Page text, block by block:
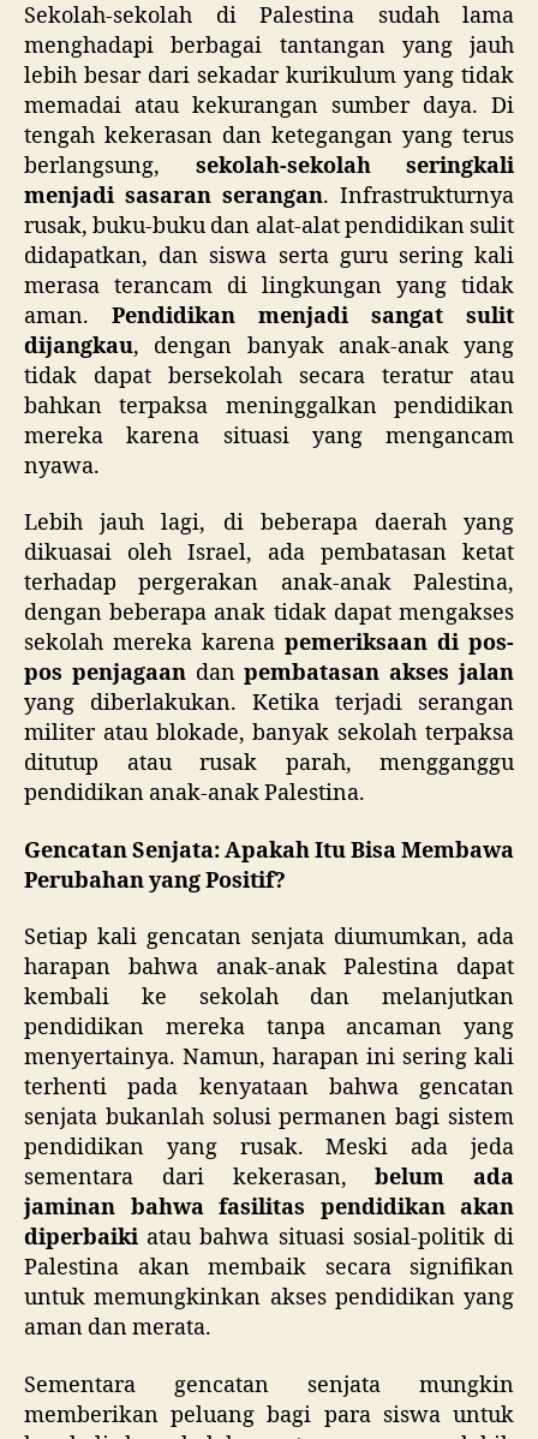
Sekolah-sekolah di Palestina sudah lama
menghadapi berbagai tantangan yang jauh
lebih besar dari sekadar kurikulum yang tidak
memadai atau kekurangan sumber daya. Di
tengah kekerasan dan ketegangan yang terus
berlangsung, sekolah-sekolah seringkali
menjadi sasaran serangan. Infrastrukturnya
rusak, buku-buku dan alat-alat pendidikan sulit
didapatkan, dan siswa serta guru sering kali
merasa terancam di lingkungan yang tidak
aman. Pendidikan menjadi sangat sulit
dijangkau, dengan banyak anak-anak yang
tidak dapat bersekolah secara teratur atau
bahkan terpaksa meninggalkan pendidikan
mereka karena situasi yang mengancam
nyawa.
Lebih jauh lagi, di beberapa daerah yang
dikuasai oleh Israel, ada pembatasan ketat
terhadap pergerakan anak-anak Palestina,
dengan beberapa anak tidak dapat mengakses
sekolah mereka karena pemeriksaan di pos-
pos penjagaandanpembatasan akses jalan
yang diberlakukan. Ketika terjadi serangan
militer atau blokade, banyak sekolah terpaksa
ditutup atau rusak parah, mengganggu
pendidikan anak-anak Palestina.
Gencatan Senjata: Apakah Itu Bisa Membawa
Perubahan yang Positif?
Setiap kali gencatan senjata diumumkan, ada
harapan bahwa anak-anak Palestina dapat
kembali ke sekolah dan melanjutkan
pendidikan mereka tanpa ancaman yang
menyertainya. Namun, harapan ini sering kali
terhenti pada kenyataan bahwa gencatan
senjata bukanlah solusi permanen bagi sistem
pendidikan yang rusak. Meski ada jeda
sementara dari kekerasan,belum ada
jaminan bahwa fasilitas pendidikan akan
diperbaiki atau bahwa situasi sosial-politik di
Palestina akan membaik secara signifikan
untuk memungkinkan akses pendidikan yang
aman dan merata.
Sementara gencatan senjata mungkin
memberikan peluang bagi para siswa untuk